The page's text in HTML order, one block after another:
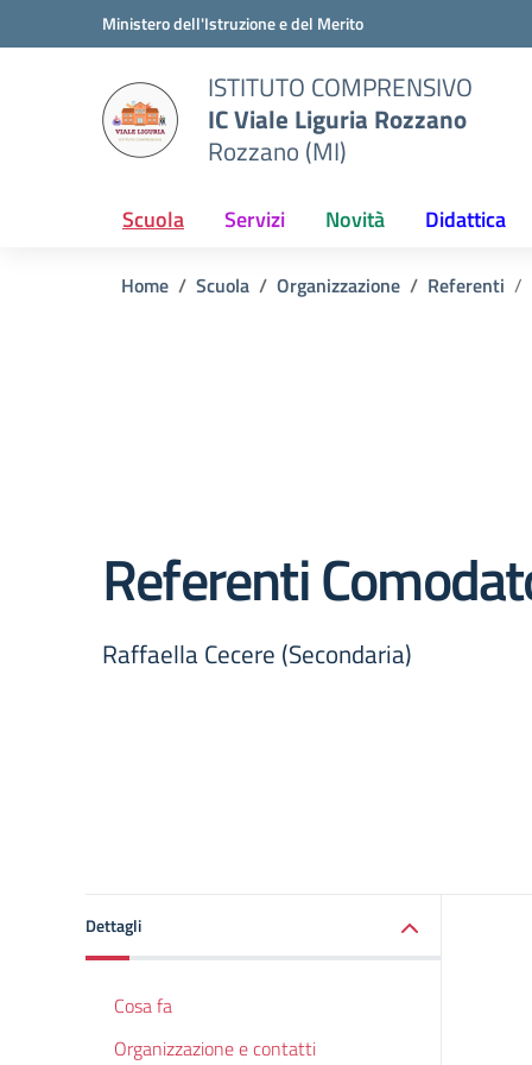
Vai ai contenuti
Vai al menu di navigazioneMinistero dell'Istruzione e del Merito
ISTITUTO COMPRENSIVO
IC Viale Liguria Rozzano
Rozzano (MI)
Scuola Servizi Novità Didattica
Home Scuola Organizzazione Referenti
Referenti
Raffaella Cecere (Secondaria)
Dettagli
Cosa fa
Organizzazione e contatti